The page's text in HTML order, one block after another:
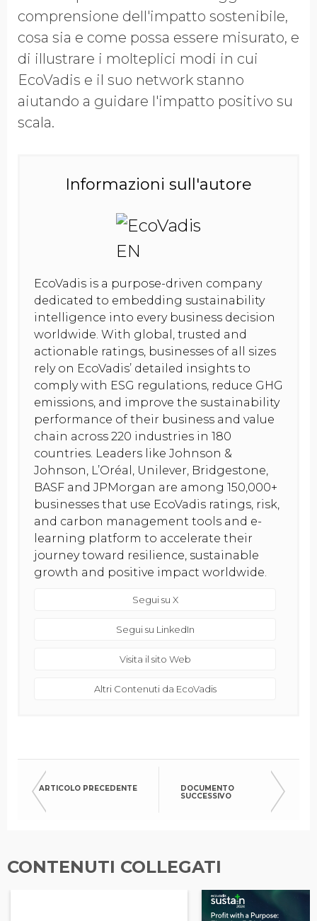
comprensione dell'impatto sostenibile,
cosa sia e come possa essere misurato, e
di illustrare i molteplici modi in cui
EcoVadis e il suo network stanno
aiutando a guidare l'impatto positivo su
scala.
Informazioni sull'autore
EcoVadis is a purpose-driven company
dedicated to embedding sustainability
intelligence into every business decision
worldwide. With global, trusted and
actionable ratings, businesses of all sizes
rely on EcoVadis’ detailed insights to
comply with ESG regulations, reduce GHG
emissions, and improve the sustainability
performance of their business and value
chain across 220 industries in 180
countries. Leaders like Johnson &
Johnson, L’Oréal, Unilever, Bridgestone,
BASF and JPMorgan are among 150,000+
businesses that use EcoVadis ratings, risk,
and carbon management tools and e-
learning platform to accelerate their
journey toward resilience, sustainable
growth and positive impact worldwide.
Segui su X
Segui su LinkedIn
Visita il sito Web
Altri Contenuti da EcoVadis
ARTICOLO PRECEDENTE
DOCUMENTO
SUCCESSIVO
CONTENUTI COLLEGATI